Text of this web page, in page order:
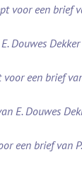
voor een brief
Douwes Dekker
een brief
E. Douwes
een brief van